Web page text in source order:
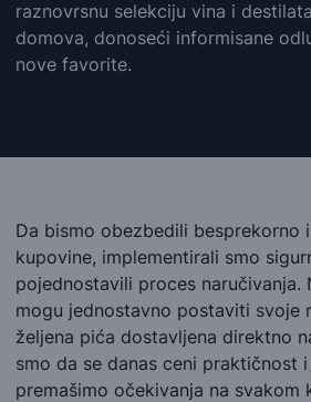
raznovrsnu selekciju vina i
domova, donoseći informisane
nove favorite.
Da bismo obezbedili besprekorno
kupovine, implementirali smo
pojednostavili proces naručivanja.
mogu jednostavno postaviti svoje
željena pića dostavljena direktno
smo da se danas ceni praktičnost
premašimo očekivanja na svakom